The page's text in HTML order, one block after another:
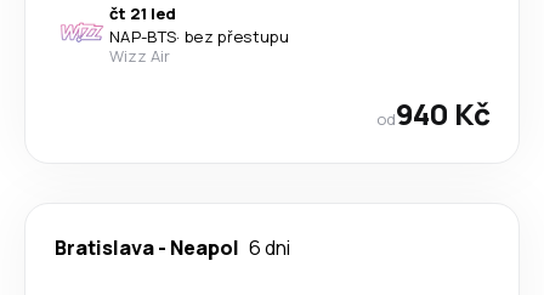
čt 21 led
NAP-BTS· bez přestupu
Wizz Air
od940 Kč
Bratislava- Neapol 6 dni